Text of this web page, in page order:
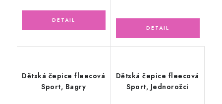
Dětská čepice fleecová
Sport, Bagry
Dětská čepice fleecová
Sport, Jednorožci